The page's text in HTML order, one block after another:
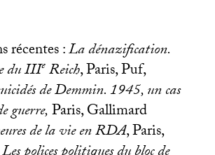
récentes :La dénazification.
duIIIeReich, Paris, Puf,
de Demmin. 1945, un cas
guerre,Paris, Gallimard
de la vie enRDA, Paris,